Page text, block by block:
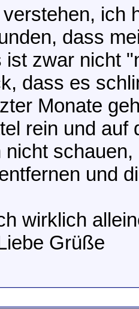
ich
dass
ist zwar nicht
dass es
Monate
rein und auf
nicht
und
wirklich
Grüße